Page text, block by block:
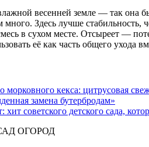
весенней земле — так она
Здесь лучше стабильность,
в сухом месте. Отсыреет —
её как часть общего ухода
морковного кекса: цитрусовая
замена бутербродам»
советского детского сада,
ОГОРОД